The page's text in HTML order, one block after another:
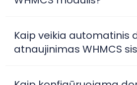
Kaip veikia automatinis
atnaujinimas WHMCS